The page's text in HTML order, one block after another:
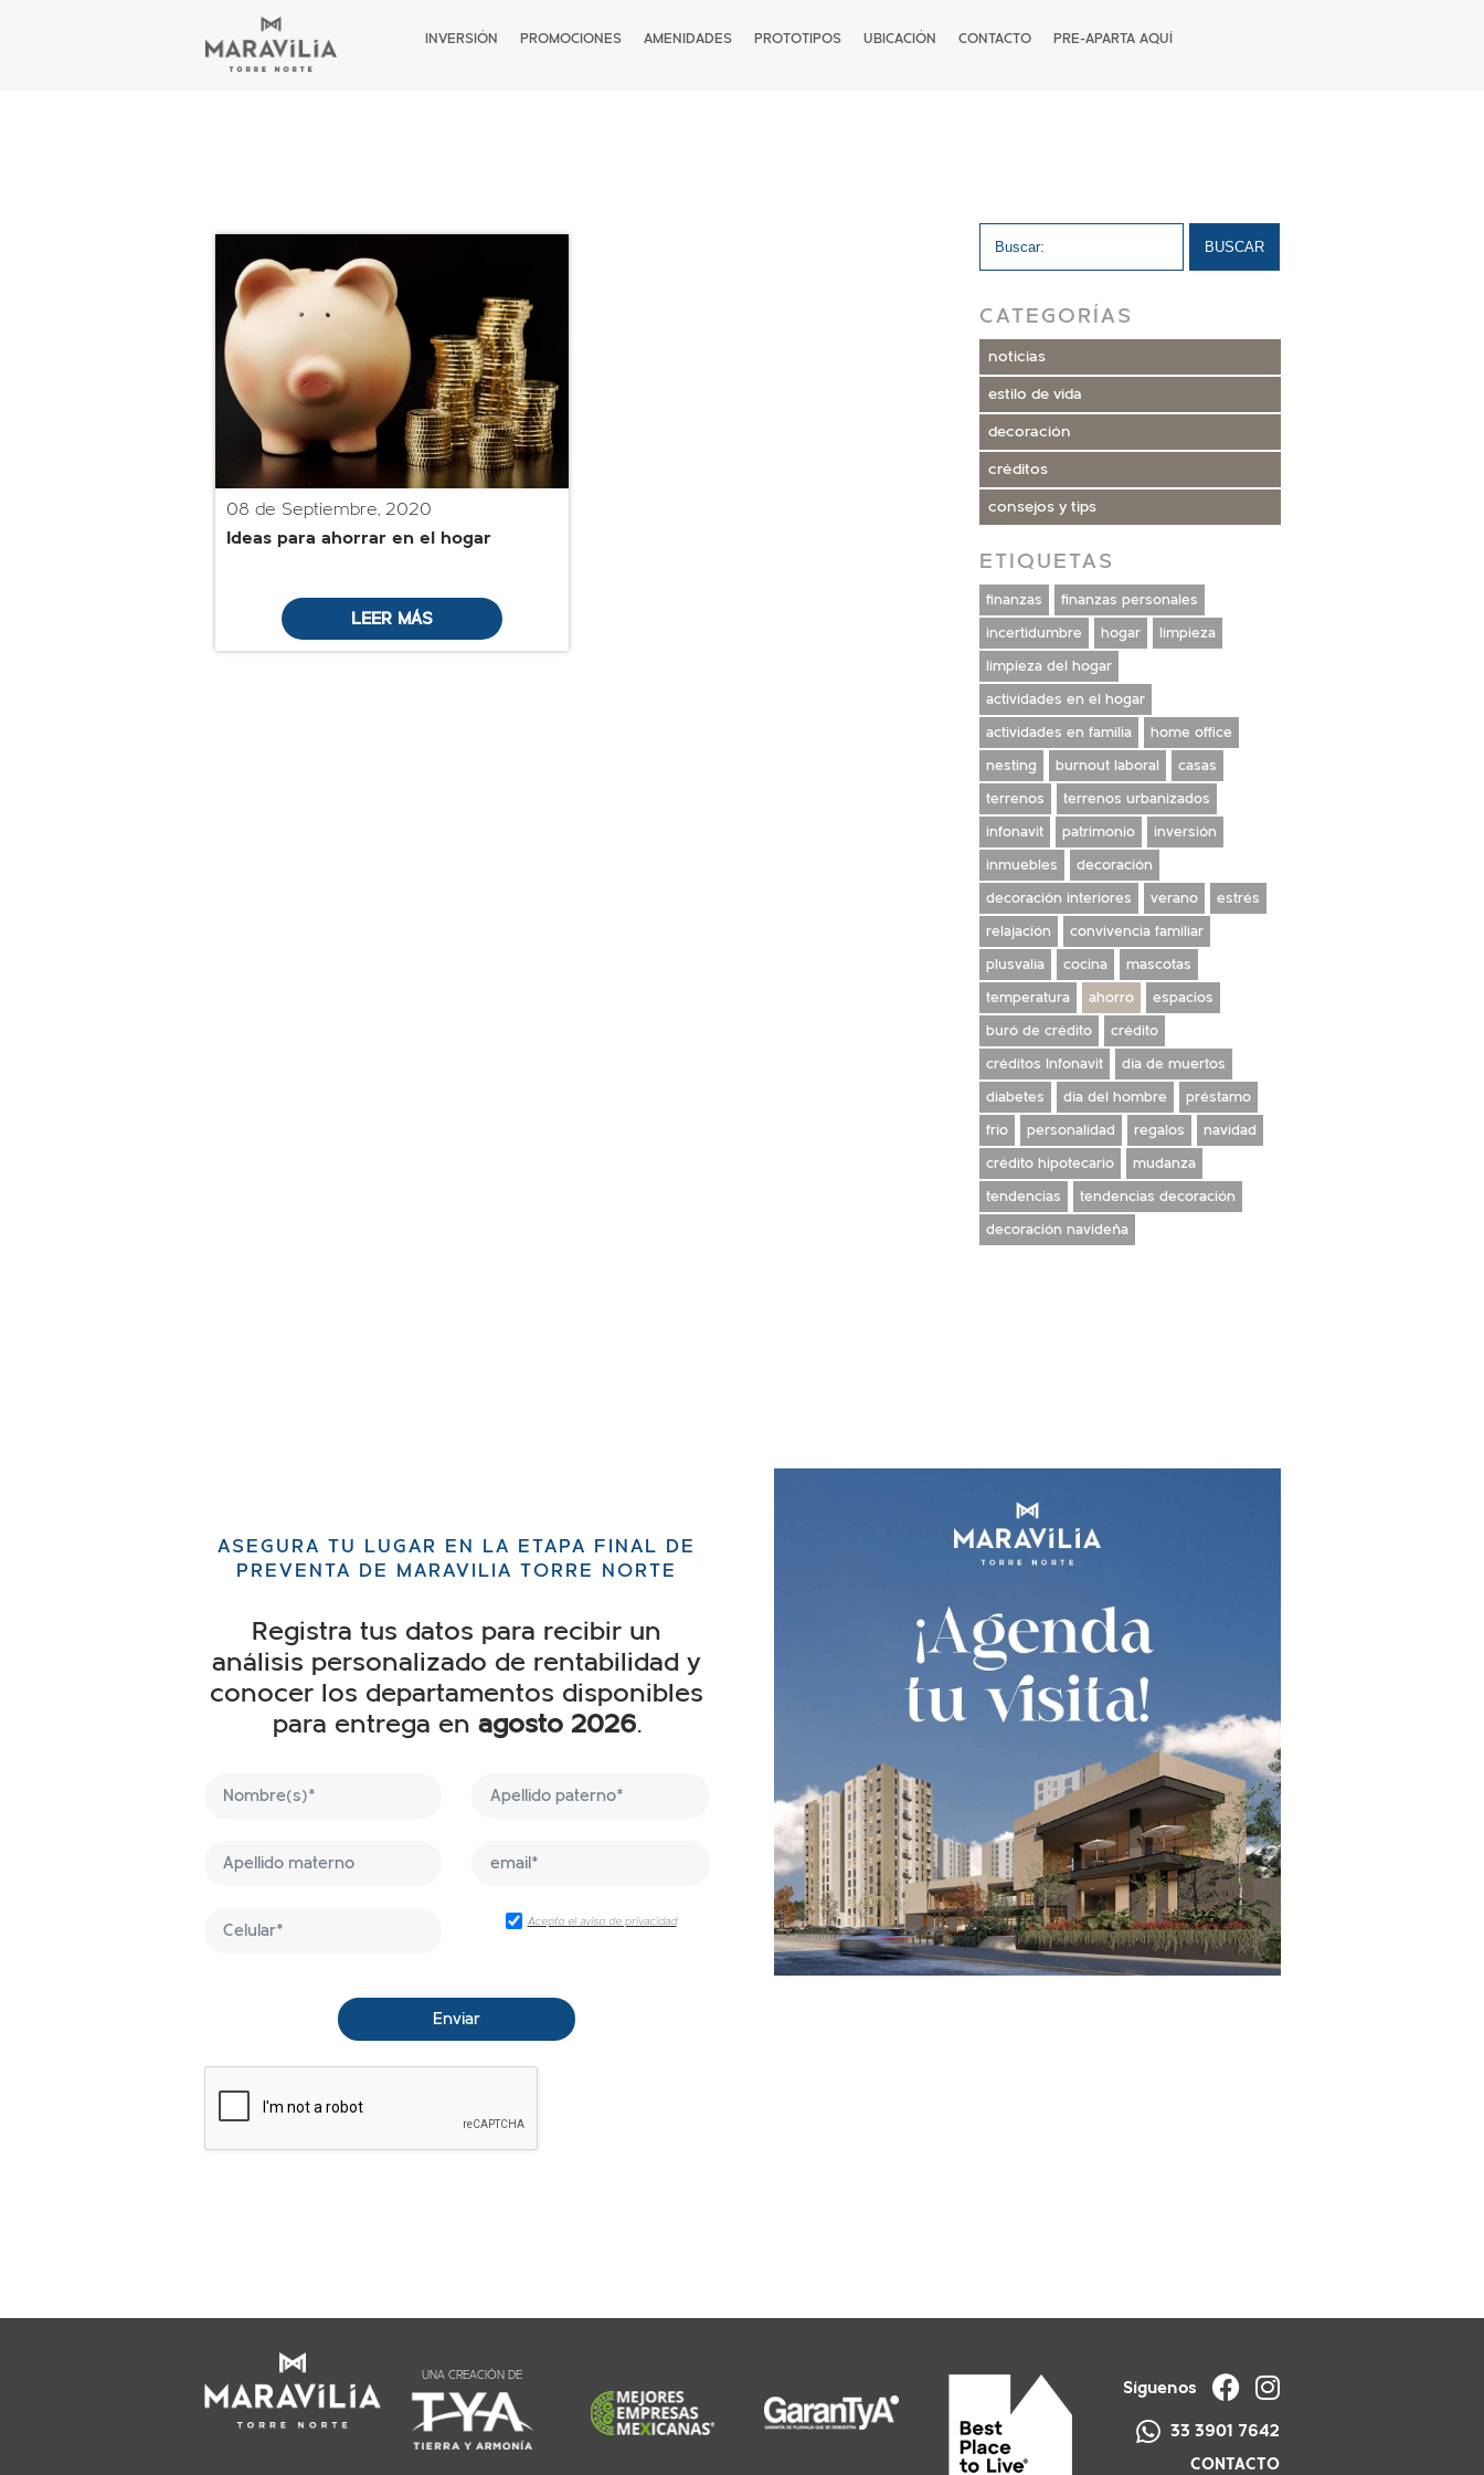
INVERSIÓN PROMOCIONES AMENIDADES PROTOTIPOS UBICACIÓN CONTACTO PRE-APARTA AQUÍ
CATEGORÍAS
noticias
estilo de vida
decoración
créditos
consejos y tips
ETIQUETAS
finanzas
finanzas personales
incertidumbre
hogar
limpieza
limpieza del hogar
actividades en el hogar
actividades en familia
home office
nesting
burnout laboral
casas
terrenos
terrenos urbanizados
infonavit
patrimonio
inversión
inmuebles
decoración
decoración interiores
verano
estrés
relajación
convivencia familiar
plusvalía
cocina
mascotas
temperatura
ahorro
espacios
buró de crédito
crédito
créditos Infonavit
día de muertos
diabetes
día del hombre
préstamo
frío
personalidad regalos
navidad
crédito hipotecario
mudanza
tendencias
tendencias decoración
decoración navideña
08 de Septiembre, 2020
Ideas para ahorrar en el hogar
LEER MÁS
ASEGURA TU LUGAR EN LA ETAPA FINAL DE
PREVENTA DE MARAVILIA TORRE NORTE
Registra tus datos para recibir un
análisis personalizado de rentabilidad y
conocer los departamentos disponibles
para entrega en agosto 2026.
Acepto el aviso de privacidad
UNA CREACIÓN DE
Síguenos
33 3901 7642
CONTACTO